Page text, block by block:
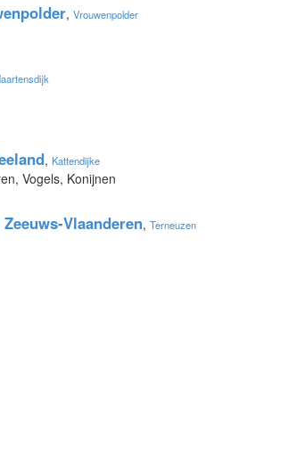
, Vrouwenpolder
, Kattendijke
Vogels, Konijnen
Vlaanderen, Terneuzen